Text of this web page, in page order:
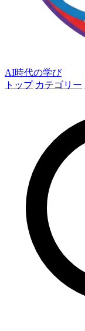
AI時代の学び
トップ カテゴリー